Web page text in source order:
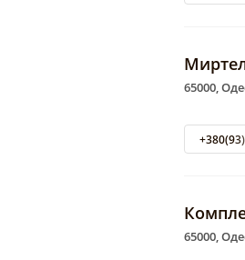
65000,
65000,